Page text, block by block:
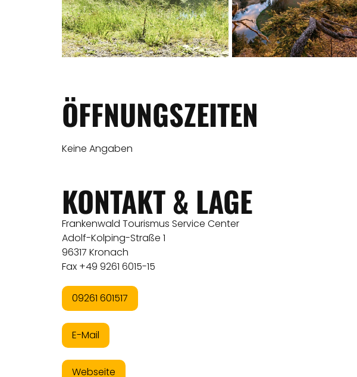
ÖFFNUNGSZEITEN
Keine Angaben
KONTAKT & LAGE
Frankenwald Tourismus Service Center
Adolf-Kolping-Straße 1
96317 Kronach
Fax +49 9261 6015-15
09261 601517
E-Mail
Webseite